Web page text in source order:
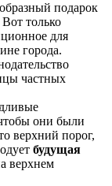
подарок
только
для
города.
частных
они были
верхний порог,
будущая
верхнем